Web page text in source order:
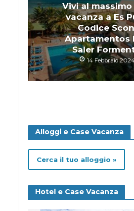
Vivi al
vacanza a Es
Codice
Apartamentos
Saler
14 Febbraio
Alloggi e Case Vacanza
Cerca il tuo alloggio »
Hotel e Case Vacanza